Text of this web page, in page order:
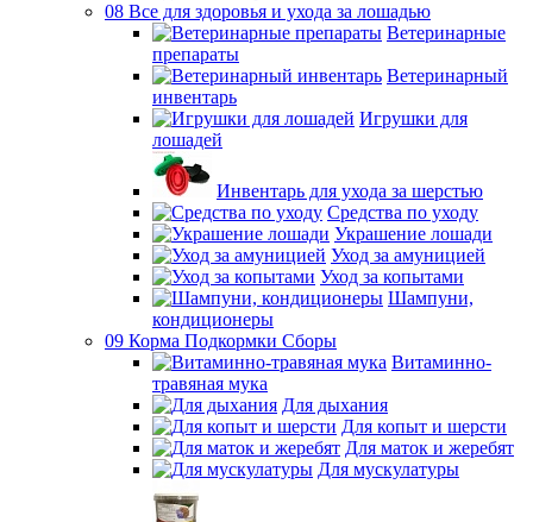
08 Все для здоровья и ухода за лошадью
Ветеринарные
препараты
Ветеринарный
инвентарь
Игрушки для
лошадей
Инвентарь для ухода за шерстью
Средства по уходу
Украшение лошади
Уход за амуницией
Уход за копытами
Шампуни,
кондиционеры
09 Корма Подкормки Сборы
Витаминно-
травяная мука
Для дыхания
Для копыт и шерсти
Для маток и жеребят
Для мускулатуры